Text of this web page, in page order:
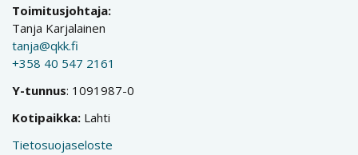
Toimitusjohtaja:
Tanja Karjalainen
tanja@qkk.fi
+358 40 547 2161
Y-tunnus: 1091987-0
Kotipaikka: Lahti
Tietosuojaseloste